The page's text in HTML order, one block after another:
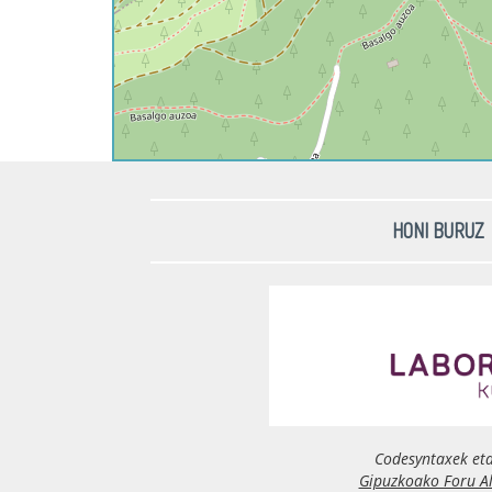
HONI BURUZ
Codesyntaxek
Gipuzkoako Foru